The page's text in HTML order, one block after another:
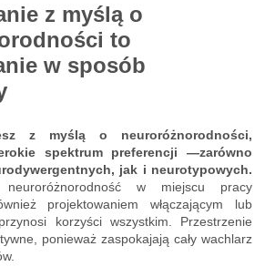
z myślą o
to
w sposób
z myślą o neuroróżnorodności,
spektrum preferencji —zarówno
jak i neurotypowych.
neuroróżnorodność w miejscu pracy
projektowaniem włączającym lub
korzyści wszystkim. Przestrzenie
ponieważ zaspokajają cały wachlarz